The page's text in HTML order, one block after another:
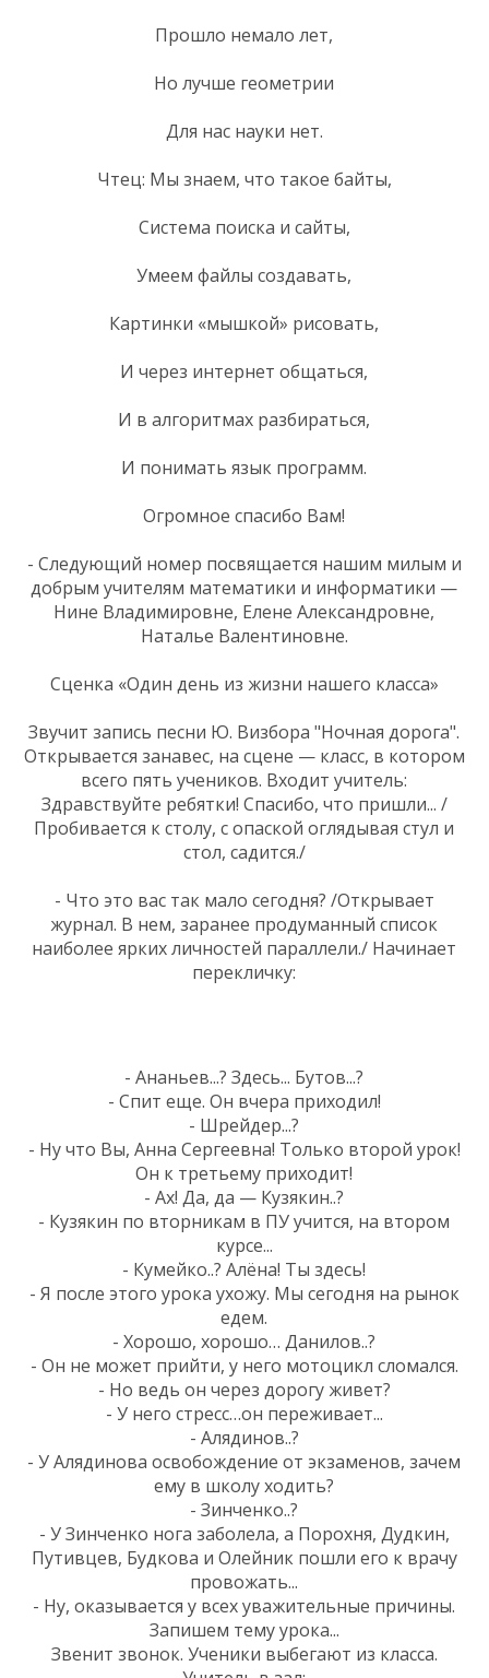
Прошло немало лет,
Но лучше геометрии
Для нас науки нет.
Чтец: Мы знаем, что такое байты,
Система поиска и сайты,
Умеем файлы создавать,
Картинки «мышкой» рисовать,
И через интернет общаться,
И в алгоритмах разбираться,
И понимать язык программ.
Огромное спасибо Вам!
- Следующий номер посвящается нашим милым и
добрым учителям математики и информатики —
Нине Владимировне, Елене Александровне,
Наталье Валентиновне.
Сценка «Один день из жизни нашего класса»
Звучит запись песни Ю. Визбора "Ночная дорога".
Открывается занавес, на сцене — класс, в котором
всего пять учеников. Входит учитель:
Здравствуйте ребятки! Спасибо, что пришли... /
Пробивается к столу, с опаской оглядывая стул и
стол, садится./
- Что это вас так мало сегодня? /Открывает
журнал. В нем, заранее продуманный список
наиболее ярких личностей параллели./ Начинает
перекличку:
- Ананьев...? Здесь... Бутов...?
- Спит еще. Он вчера приходил!
- Шрейдер...?
- Ну что Вы, Анна Сергеевна! Только второй урок!
Он к третьему приходит!
- Ах! Да, да — Кузякин..?
- Кузякин по вторникам в ПУ учится, на втором
курсе...
- Кумейко..? Алёна! Ты здесь!
- Я после этого урока ухожу. Мы сегодня на рынок
едем.
- Хорошо, хорошо… Данилов..?
- Он не может прийти, у него мотоцикл сломался.
- Но ведь он через дорогу живет?
- У него стресс…он переживает...
- Алядинов..?
- У Алядинова освобождение от экзаменов, зачем
ему в школу ходить?
- Зинченко..?
- У Зинченко нога заболела, а Порохня, Дудкин,
Путивцев, Будкова и Олейник пошли его к врачу
провожать...
- Ну, оказывается у всех уважительные причины.
Запишем тему урока...
Звенит звонок. Ученики выбегают из класса.